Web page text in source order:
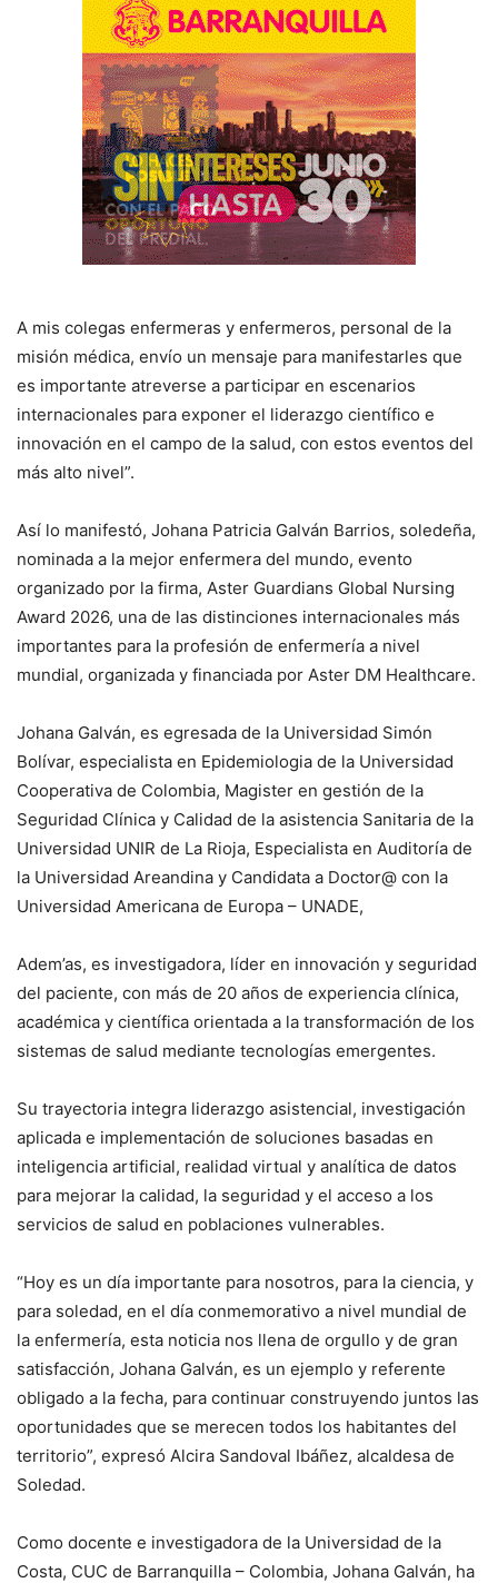
A mis colegas enfermeras y enfermeros, personal de la
misión médica, envío un mensaje para manifestarles que
es importante atreverse a participar en escenarios
internacionales para exponer el liderazgo científico e
innovación en el campo de la salud, con estos eventos del
más alto nivel”.
Así lo manifestó, Johana Patricia Galván Barrios, soledeña,
nominada a la mejor enfermera del mundo, evento
organizado por la firma, Aster Guardians Global Nursing
Award 2026, una de las distinciones internacionales más
importantes para la profesión de enfermería a nivel
mundial, organizada y financiada por Aster DM Healthcare.
Johana Galván, es egresada de la Universidad Simón
Bolívar, especialista en Epidemiologia de la Universidad
Cooperativa de Colombia, Magister en gestión de la
Seguridad Clínica y Calidad de la asistencia Sanitaria de la
Universidad UNIR de La Rioja, Especialista en Auditoría de
la Universidad Areandina y Candidata a Doctor@ con la
Universidad Americana de Europa – UNADE,
Adem’as, es investigadora, líder en innovación y seguridad
del paciente, con más de 20 años de experiencia clínica,
académica y científica orientada a la transformación de los
sistemas de salud mediante tecnologías emergentes.
Su trayectoria integra liderazgo asistencial, investigación
aplicada e implementación de soluciones basadas en
inteligencia artificial, realidad virtual y analítica de datos
para mejorar la calidad, la seguridad y el acceso a los
servicios de salud en poblaciones vulnerables.
“Hoy es un día importante para nosotros, para la ciencia, y
para soledad, en el día conmemorativo a nivel mundial de
la enfermería, esta noticia nos llena de orgullo y de gran
satisfacción, Johana Galván, es un ejemplo y referente
obligado a la fecha, para continuar construyendo juntos las
oportunidades que se merecen todos los habitantes del
territorio”, expresó Alcira Sandoval Ibáñez, alcaldesa de
Soledad.
Como docente e investigadora de la Universidad de la
Costa, CUC de Barranquilla – Colombia, Johana Galván, ha